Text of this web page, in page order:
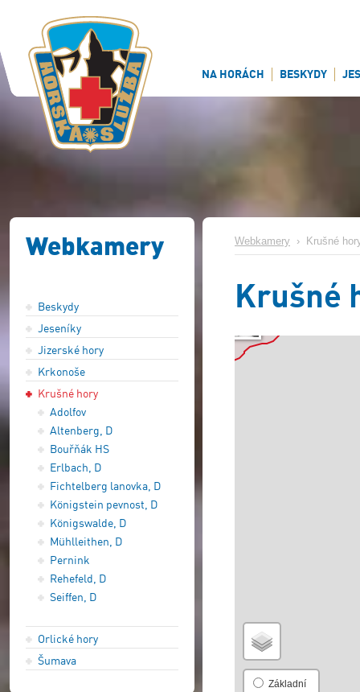
NA HORÁCH BESKYDY
Webkamery
Beskydy
Jeseníky
Jizerské hory
Krkonoše
Krušné hory
Adolfov
Altenberg, D
Bouřňák HS
Erlbach, D
Fichtelberg lanovka, D
Königstein pevnost, D
Königswalde, D
Mühlleithen, D
Pernink
Rehefeld, D
Seiffen, D
Orlické hory
Šumava
Webkamery › Krušné
Krušné
Základní